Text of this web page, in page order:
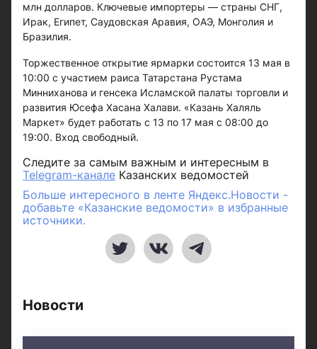
млн долларов. Ключевые импортеры — страны СНГ,
Ирак, Египет, Саудовская Аравия, ОАЭ, Монголия и
Бразилия.
Торжественное открытие ярмарки состоится 13 мая в
10:00 с участием раиса Татарстана Рустама
Минниханова и генсека Исламской палаты торговли и
развития Юсефа Хасана Халави. «Казань Халяль
Маркет» будет работать с 13 по 17 мая с 08:00 до
19:00. Вход свободный.
Следите за самым важным и интересным в
Telegram-канале Казанских ведомостей
Больше интересного в ленте Яндекс.Новости -
добавьте «Казанские ведомости» в избранные
источники.
Новости